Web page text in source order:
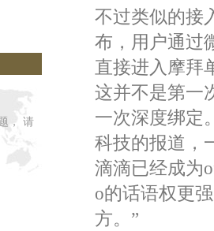
， 请
不过类似的接
布，用户通过
直接进入摩拜
这并不是第一
一次深度绑定
科技的报道，
滴滴已经成为
o的话语权更
方。”